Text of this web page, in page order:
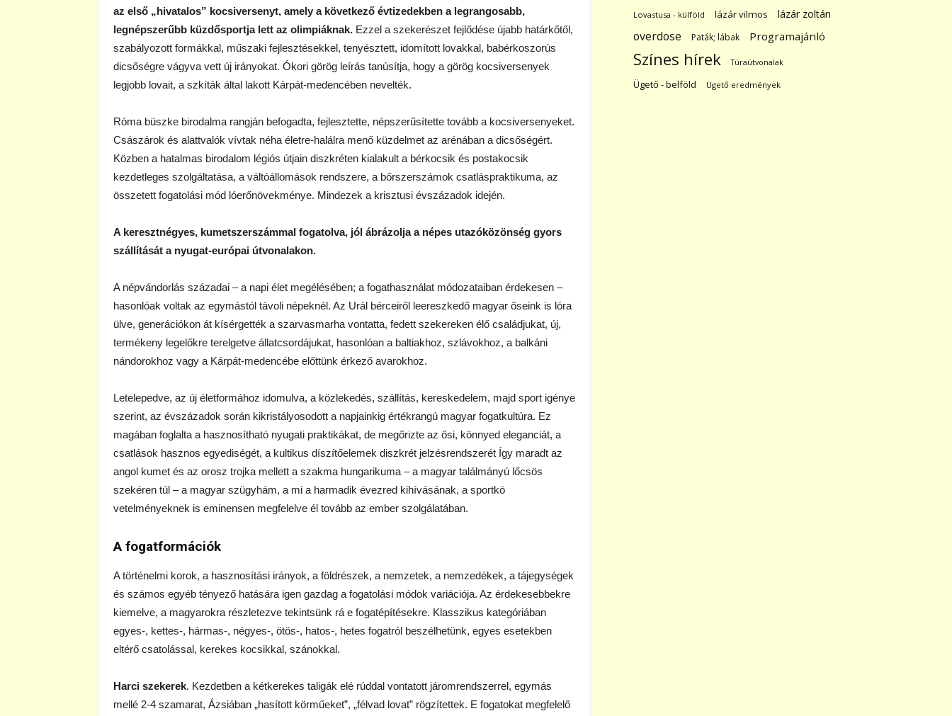
az első „hivatalos” kocsiversenyt, amely a következő évtizedekben a legrangosabb,
legnépszerűbb küzdősportja lett az olimpiáknak. Ezzel a szekerészet fejlődése újabb határkőtől,
szabályozott formákkal, műszaki fejlesztésekkel, tenyésztett, idomított lovakkal, babérkoszorús
dicsőségre vágyva vett új irányokat. Ókori görög leírás tanúsítja, hogy a görög kocsiversenyek
legjobb lovait, a szkíták által lakott Kárpát-medencében nevelték.
Róma büszke birodalma rangján befogadta, fejlesztette, népszerűsítette tovább a kocsiversenyeket.
Császárok és alattvalók vívtak néha életre-halálra menő küzdelmet az arénában a dicsőségért.
Közben a hatalmas birodalom légiós útjain diszkréten kialakult a bérkocsik és postakocsik
kezdetleges szolgáltatása, a váltóállomások rendszere, a bőrszerszámok csatláspraktikuma, az
összetett fogatolási mód lóerőnövekménye. Mindezek a krisztusi évszázadok idején.
A keresztnégyes, kumetszerszámmal fogatolva, jól ábrázolja a népes utazóközönség gyors
szállítását a nyugat-európai útvonalakon.
A népvándorlás századai – a napi élet megélésében; a fogathasználat módozataiban érdekesen –
hasonlóak voltak az egymástól távoli népeknél. Az Urál bérceiről leereszkedő magyar őseink is lóra
ülve, generációkon át kísérgették a szarvasmarha vontatta, fedett szekereken élő családjukat, új,
termékeny legelőkre terelgetve állatcsordájukat, hasonlóan a baltiakhoz, szlávokhoz, a balkáni
nándorokhoz vagy a Kárpát-medencébe előttünk érkező avarokhoz.
Letelepedve, az új életformához idomulva, a közlekedés, szállítás, kereskedelem, majd sport igénye
szerint, az évszázadok során kikristályosodott a napjainkig értékrangú magyar fogatkultúra. Ez
magában foglalta a hasznosítható nyugati praktikákat, de megőrizte az ősi, könnyed eleganciát, a
csatlások hasznos egyediségét, a kultikus díszítőelemek diszkrét jelzésrendszerét Így maradt az
angol kumet és az orosz trojka mellett a szakma hungarikuma – a magyar találmányú lőcsös
szekéren túl – a magyar szügyhám, a mi a harmadik évezred kihívásának, a sportkö
vetelményeknek is eminensen megfelelve él tovább az ember szolgálatában.
A fogatformációk
A történelmi korok, a hasznosítási irányok, a földrészek, a nemzetek, a nemzedékek, a tájegységek
és számos egyéb tényező hatására igen gazdag a fogatolási módok variációja. Az érdekesebbekre
kiemelve, a magyarokra részletezve tekintsünk rá e fogatépítésekre. Klasszikus kategóriában
egyes-, kettes-, hármas-, négyes-, ötös-, hatos-, hetes fogatról beszélhetünk, egyes esetekben
eltérő csatolással, kerekes kocsikkal, szánokkal.
Harci szekerek. Kezdetben a kétkerekes taligák elé rúddal vontatott járomrendszerrel, egymás
mellé 2-4 szamarat, Ázsiában „hasított körműeket”, „félvad lovat” rögzítettek. E fogatokat megfelelő
Lovastusa - külföld lázár vilmos lázár zoltán
overdose Paták; lábak Programajánló
Színes hírek Túraútvonalak
Ügető - belföld Ügető eredmények